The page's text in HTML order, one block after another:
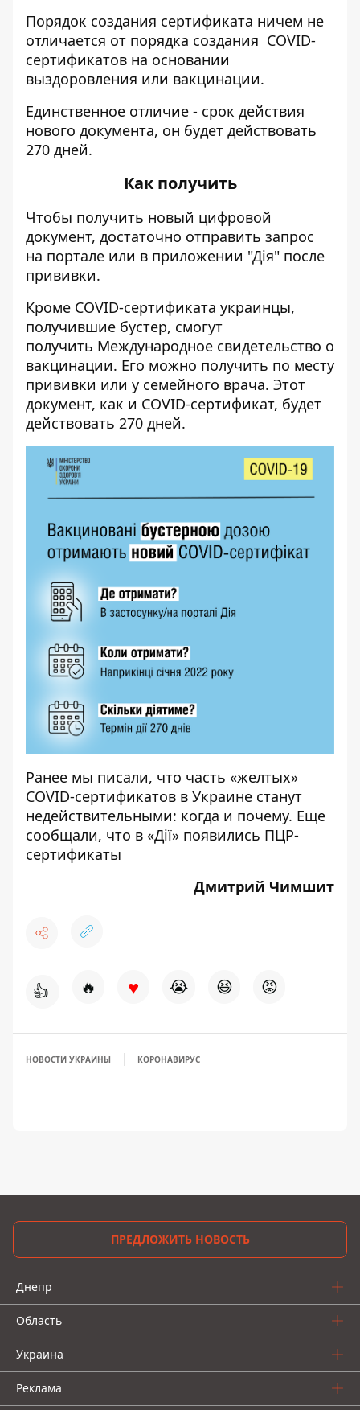
Порядок создания сертификата ничем не
отличается от порядка создания COVID-
сертификатов на основании
выздоровления или вакцинации.
Единственное отличие - срок действия
нового документа, он будет действовать
270 дней.
Как получить
Чтобы получить новый цифровой
документ, достаточно отправить запрос
на портале или в приложении "Дія" после
прививки.
Кроме COVID-сертификата украинцы,
получившие бустер, смогут
получить Международное свидетельство о
вакцинации. Его можно получить по месту
прививки или у семейного врача. Этот
документ, как и COVID-сертификат, будет
действовать 270 дней.
Ранее мы писали, что часть «желтых»
COVID-сертификатов в Украине станут
недействительными: когда и почему. Еще
сообщали, что в «Дії» появились ПЦР-
сертификаты
Дмитрий Чимшит
👍 🔥 ♥ 😭 😆 😡
НОВОСТИ УКРАИНЫ КОРОНАВИРУС
ПРЕДЛОЖИТЬ НОВОСТЬ
Днепр
Область
Украина
Реклама